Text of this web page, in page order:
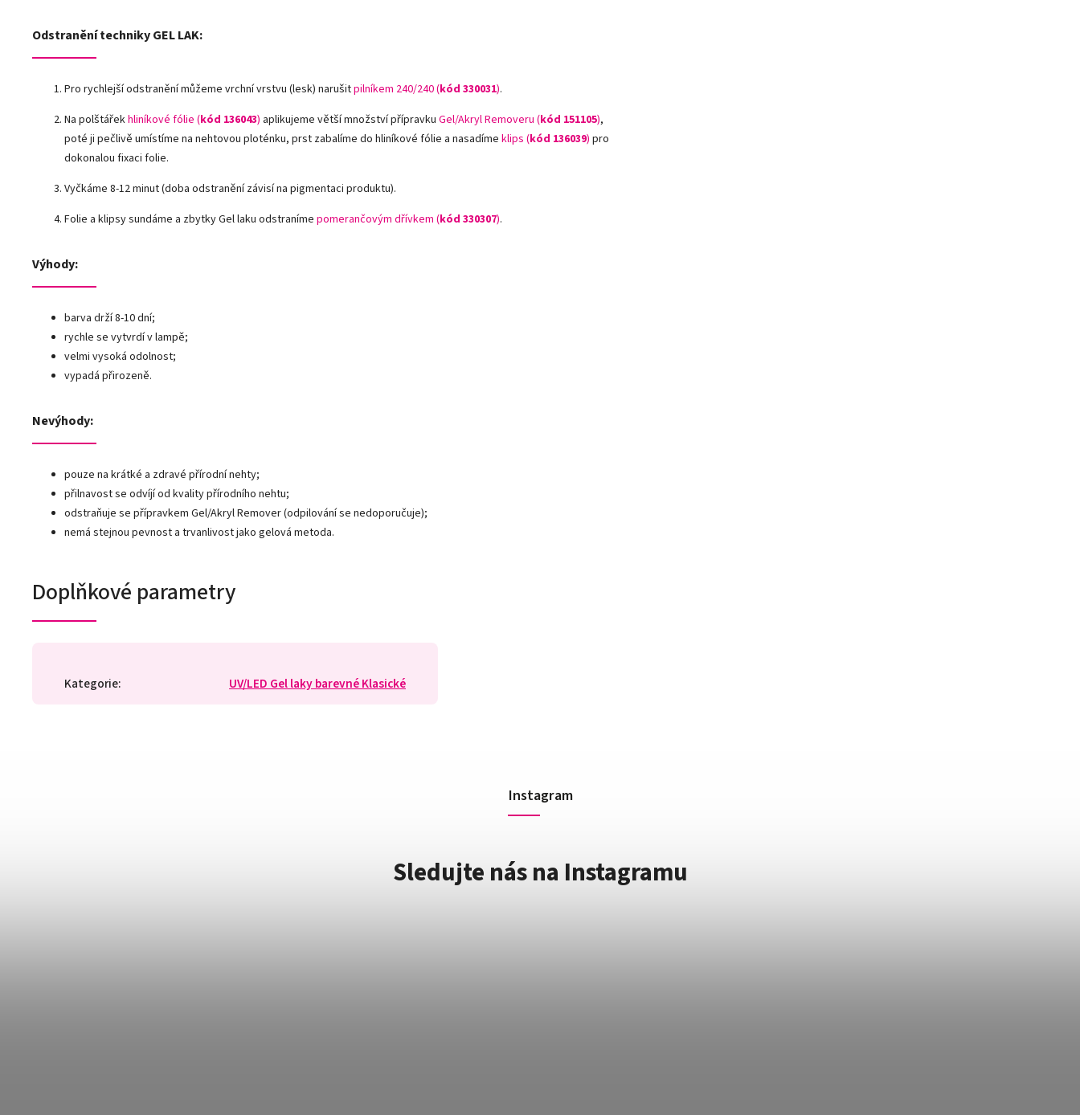
Odstranění techniky GEL LAK:
Pro rychlejší odstranění můžeme vrchní vrstvu (lesk) narušitpilníkem 240/240 (kód 330031).
Na polštářekhliníkové fólie (kód 136043) aplikujeme větší množství přípravku Gel/Akryl Removeru (kód 151105),
poté ji pečlivě umístíme na nehtovou ploténku, prst zabalíme do hliníkové fólie a nasadíme klips (kód 136039) pro
dokonalou fixaci folie.
Vyčkáme 8-12 minut (doba odstranění závisí na pigmentaci produktu).
Folie a klipsy sundáme a zbytky Gel laku odstraníme pomerančovým dřívkem (kód 330307).
Výhody:
barva drží 8-10 dní;
rychle se vytvrdí v lampě;
velmi vysoká odolnost;
vypadá přirozeně.
Nevýhody:
pouze na krátké a zdravé přírodní nehty;
přilnavost se odvíjí od kvality přírodního nehtu;
odstraňuje se přípravkem Gel/Akryl Remover (odpilování se nedoporučuje);
nemá stejnou pevnost a trvanlivost jako gelová metoda.
Doplňkové parametry
Kategorie: UV/LED Gel laky barevné Klasické
Instagram
Sledujte nás na Instagramu